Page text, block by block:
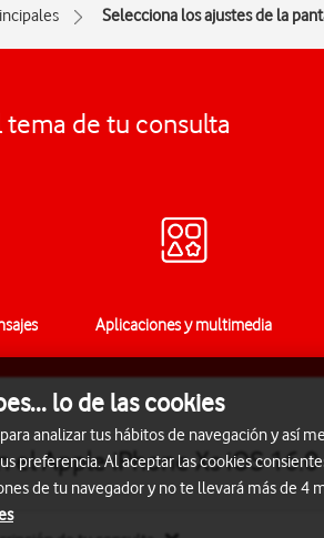
Selecciona los ajustes de la
tema de tu consulta
Aplicaciones y multimedia
Apple iPhone Xs iOS 16.0
lo de las cookies
analizar tus hábitos de navegación y así
preferencia. Al aceptar las cookies
de tu navegador y no te llevará más de 4